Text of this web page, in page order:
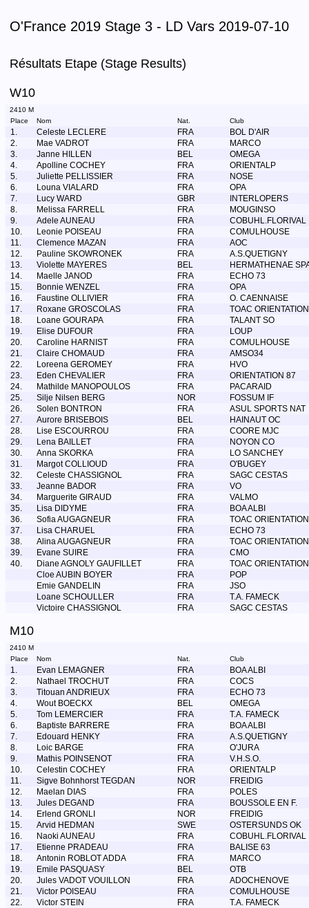
O'France 2019 Stage 3 - LD Vars 2019-07-10
Résultats Etape (Stage Results)
W10
2410 M
Place
Nom Nat. Club
1. Celeste LECLERE FRA
BOL D'AIR
2.
Mae VADROT FRA
MARCO
3.
Janne HILLEN BEL
OMEGA
4.
Apolline COCHEY FRA
ORIENTALP
5.
Juliette PELLISSIER FRA
NOSE
6.
Louna VIALARD FRA
OPA
7.
Lucy WARD GBR
INTERLOPERS
8.
Melissa FARRELL FRA
MOUGINSO
9.
Adele AUNEAU FRA
COBUHL.FLORIVAL
10.
Leonie POISEAU FRA
COMULHOUSE
11.
Clemence MAZAN FRA
AOC
12.
Pauline SKOWRONEK FRA
A.S.QUETIGNY
13.
Violette MAYERES BEL
HERMATHENAE
14.
Maelle JANOD FRA
ECHO 73
15.
Bonnie WENZEL FRA
OPA
16.
Faustine OLLIVIER FRA
O. CAENNAISE
17.
Roxane GROSCOLAS FRA
TOAC ORIENTATION
18.
Loane GOURAPA FRA
TALANT SO
19.
Elise DUFOUR FRA
LOUP
20.
Caroline HARNIST FRA
COMULHOUSE
21.
Claire CHOMAUD FRA
AMSO34
22.
Loreena GEROMEY FRA
HVO
23.
Eden CHEVALIER FRA
ORIENTATION 87
24.
Mathilde MANOPOULOS FRA
PACARAID
25.
Silje Nilsen BERG NOR
FOSSUM IF
26.
Solen BONTRON FRA
ASUL SPORTS NAT
27.
Aurore BRISEBOIS BEL
HAINAUT OC
28.
Lise ESCOURROU FRA
COORE MJC
29.
Lena BAILLET FRA
NOYON CO
30.
Anna SKORKA FRA
LO SANCHEY
31.
Margot COLLIOUD FRA
O'BUGEY
32.
Celeste CHASSIGNOL FRA
SAGC CESTAS
33.
Jeanne BADOR FRA
VO
34.
Marguerite GIRAUD FRA
VALMO
35.
Lisa DIDYME FRA
BOA ALBI
36.
Sofia AUGAGNEUR FRA
TOAC ORIENTATION
37.
Lisa CHARUEL FRA
ECHO 73
38.
Alina AUGAGNEUR FRA
TOAC ORIENTATION
39.
Evane SUIRE FRA
CMO
40.
Diane AGNOLY GAUFILLET FRA
TOAC ORIENTATION
Cloe AUBIN BOYER
FRA
POP
Emie GANDELIN
FRA
JSO
Loane SCHOULLER
FRA
T.A. FAMECK
Victoire CHASSIGNOL
FRA SAGC CESTAS
M10
2410 M
Place
Nom Nat. Club
1. Evan LEMAGNER FRA
BOA ALBI
2.
Nathael TROCHUT FRA
COCS
3.
Titouan ANDRIEUX FRA
ECHO 73
4.
Wout BOECKX BEL
OMEGA
5.
Tom LEMERCIER FRA
T.A. FAMECK
6.
Baptiste BARRERE FRA
BOA ALBI
7.
Edouard HENKY FRA
A.S.QUETIGNY
8.
Loic BARGE FRA
O'JURA
9.
Mathis POINSENOT FRA
V.H.S.O.
10.
Celestin COCHEY FRA
ORIENTALP
11.
Sigve Bohnhorst TEGDAN NOR
FREIDIG
12.
Maelan DIAS FRA
POLES
13.
Jules DEGAND FRA
BOUSSOLE EN F.
14.
Erlend GRONLI NOR
FREIDIG
15.
Arvid HEDMAN SWE
OSTERSUNDS OK
16.
Naoki AUNEAU FRA
COBUHL.FLORIVAL
17.
Etienne PRADEAU FRA
BALISE 63
18.
Antonin ROBLOT ADDA FRA
MARCO
19.
Emile PASQUASY BEL
OTB
20.
Jules VADOT VOUILLON FRA
ADOCHENOVE
21.
Victor POISEAU FRA
COMULHOUSE
22.
Victor STEIN FRA
T.A. FAMECK